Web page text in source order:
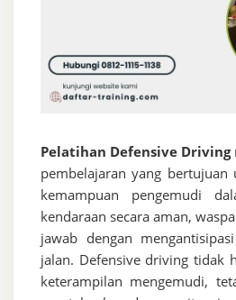
Pelatihan Defensive Driving
pembelajaran yang bertujuan
kemampuan pengemudi
kendaraan secara aman,
jawab dengan
jalan. Defensive driving tidak
keterampilan mengemudi,